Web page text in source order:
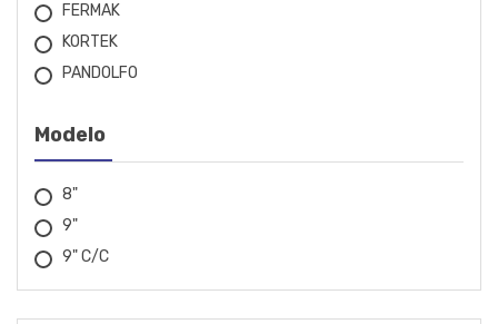
FERMAK
KORTEK
PANDOLFO
Modelo
8"
9"
9" C/c